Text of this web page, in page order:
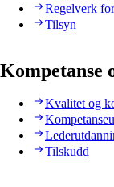
Regelverk
Tilsyn
Kompetanse
Kvalitet og
Tilskudd